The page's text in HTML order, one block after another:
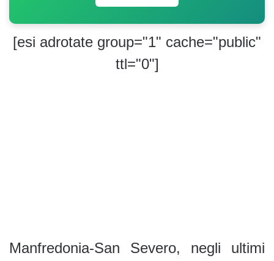
[esi adrotate group="1" cache="public"
ttl="0"]
Manfredonia-San Severo, negli ultimi